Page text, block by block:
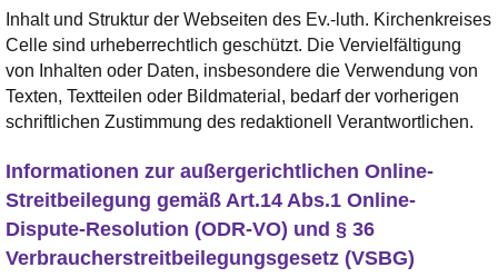
Inhalt und Struktur der Webseiten des Ev.-luth. Kirchenkreises
Celle sind urheberrechtlich geschützt. Die Vervielfältigung
von Inhalten oder Daten, insbesondere die Verwendung von
Texten, Textteilen oder Bildmaterial, bedarf der vorherigen
schriftlichen Zustimmung des redaktionell Verantwortlichen.
Informationen zur außergerichtlichen Online-
Streitbeilegung gemäß Art.14 Abs.1 Online-
Dispute-Resolution (ODR-VO) und § 36
Verbraucherstreitbeilegungsgesetz (VSBG)